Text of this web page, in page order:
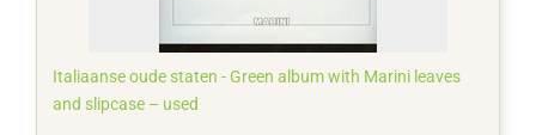
Italiaanse oude staten - Green album with Marini leaves
and slipcase – used